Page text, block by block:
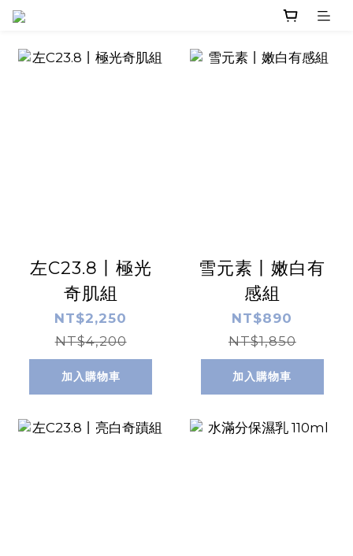
左C23.8丨極光
奇肌組
NT$2,250
NT$4,200
加入購物車
雪元素丨嫩白有
感組
NT$890
NT$1,850
加入購物車